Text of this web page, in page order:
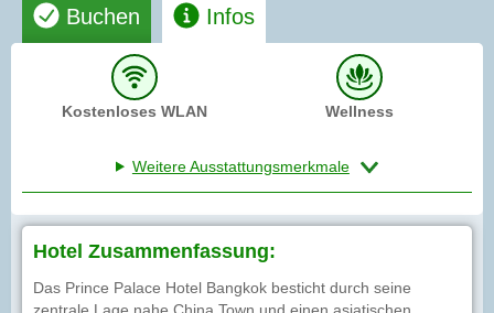
Buchen Infos
Kostenloses WLAN Wellness
Weitere Ausstattungsmerkmale
Hotel Zusammenfassung:
Das Prince Palace Hotel Bangkok besticht durch seine
zentrale Lage nahe China Town und einen asiatischen